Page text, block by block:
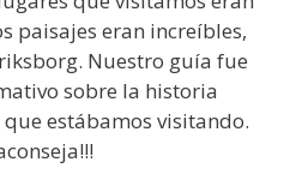
paisajes eran increíbles,
Nuestro guía fue
sobre la historia
estábamos visitando.